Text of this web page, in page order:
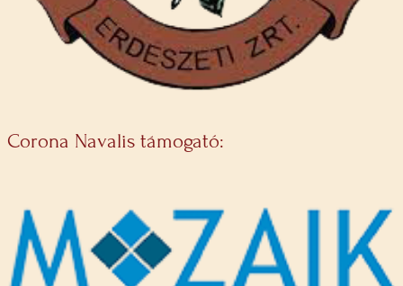
Corona Navalis támogató: